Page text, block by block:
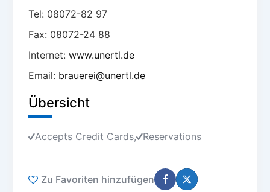
Tel: 08072-82 97
Fax: 08072-24 88
Internet: www.unertl.de
Email: brauerei@unertl.de
Übersicht
Accepts Credit Cards, Reservations
Zu Favoriten hinzufügen